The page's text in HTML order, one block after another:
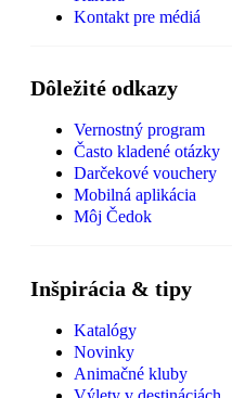
Kontakt pre médiá
Dôležité odkazy
Vernostný program
Často kladené otázky
Darčekové vouchery
Mobilná aplikácia
Môj Čedok
Inšpirácia & tipy
Katalógy
Novinky
Animačné kluby